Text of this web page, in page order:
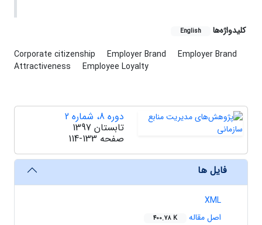
کلیدواژه‌ها English
Corporate citizenship Employer Brand
Employer Brand
Attractiveness
Employee Loyalty
دوره 8، شماره 2
تابستان 1397
صفحه 114-133
فایل ها
XML
اصل مقاله
400.78 K